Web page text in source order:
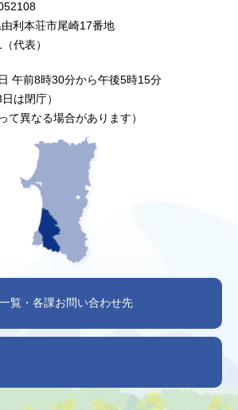
利本荘市尾崎17番地
代表）
午前8時30分から午後5時15分
は閉庁）
て異なる場合があります）
覧・各課お問い合わせ先